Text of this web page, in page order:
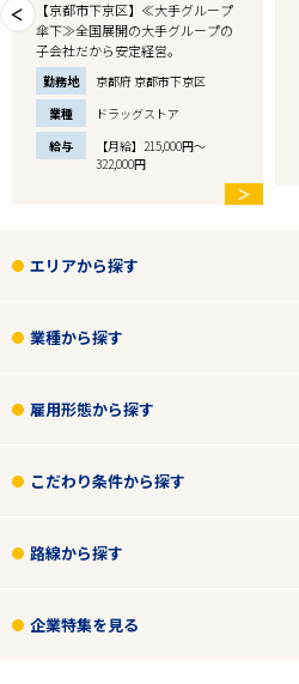
【京都市下京区】≪大手グループ
傘下≫全国展開の大手グループの
子会社だから安定経営。
勤務地
京都府 京都市下京区
業種
ドラッグストア
給与
【月給】215,000円～
322,000円
＞
エリアから探す
業種から探す
雇用形態から探す
こだわり条件から探す
路線から探す
企業特集を見る